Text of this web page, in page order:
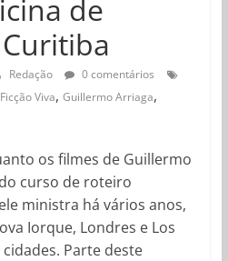
de
Redação
0 comentários
Ficção Viva, Guillermo Arriaga,
os filmes de Guillermo
curso de roteiro
ministra há vários anos,
Iorque, Londres e Los
Parte deste